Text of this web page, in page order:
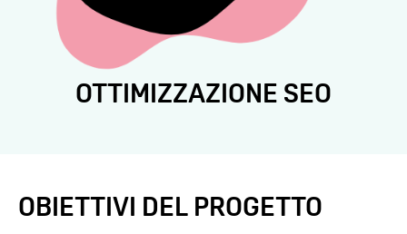
CREAZIONE SITO WEB
OBIETTIVI DEL PROGETTO